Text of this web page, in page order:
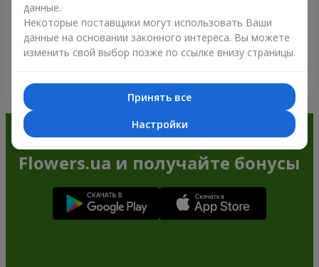
Заказывайте в приложении
Flowers.ua и получайте бонусы
данные.
Некоторые поставщики могут использовать Ваши
данные на основании законного интереса. Вы можете
изменить свой выбор позже по ссылке внизу страницы.
Принять все
Настройки